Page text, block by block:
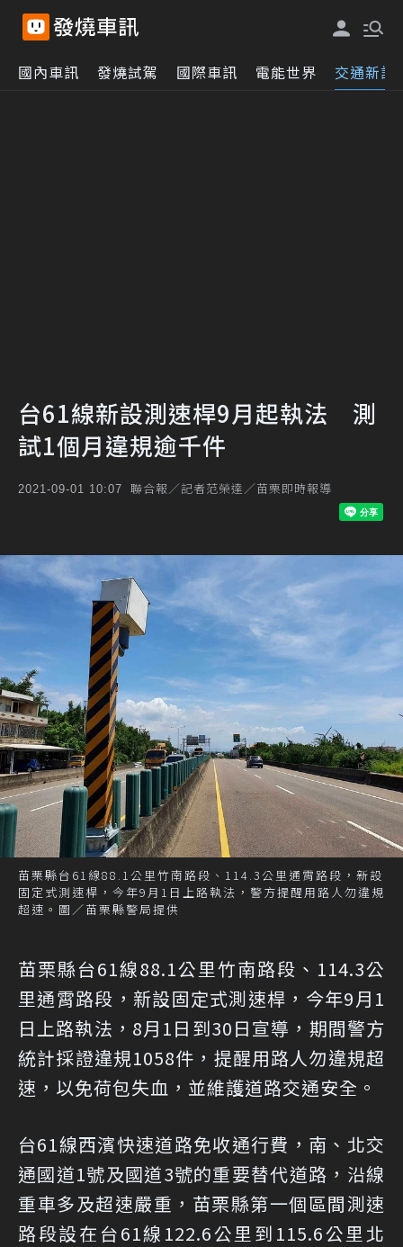
國內車訊 發燒試駕 國際車訊 電能世界 交通新訊
台61線新設測速桿9月起執法 測
試1個月違規逾千件
2021-09-01 10:07 聯合報／記者范榮達／苗栗即時報導
苗栗縣台61線88.1公里竹南路段、114.3公里通霄路段，新設
固定式測速桿，今年9月1日上路執法，警方提醒用路人勿違規
超速。圖／苗栗縣警局提供
苗栗縣台61線88.1公里竹南路段、114.3公
里通霄路段，新設固定式測速桿，今年9月1
日上路執法，8月1日到30日宣導，期間警方
統計採證違規1058件，提醒用路人勿違規超
速，以免荷包失血，並維護道路交通安全。
台61線西濱快速道路免收通行費，南、北交
通國道1號及國道3號的重要替代道路，沿線
重車多及超速嚴重，苗栗縣第一個區間測速
路段設在台61線122.6公里到115.6公里北